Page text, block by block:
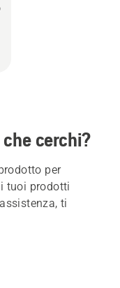
cerchi?
per
tuoi prodotti
ti